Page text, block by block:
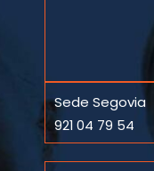
Sede Segovia
921 04 79 54